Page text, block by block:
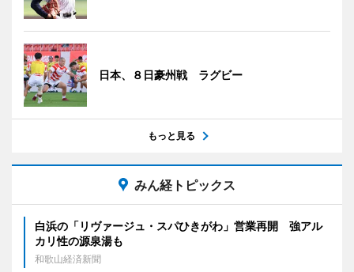
日本、８日豪州戦 ラグビー
もっと見る
みん経トピックス
白浜の「リヴァージュ・スパひきがわ」営業再開 強アル
カリ性の源泉湯も
和歌山経済新聞